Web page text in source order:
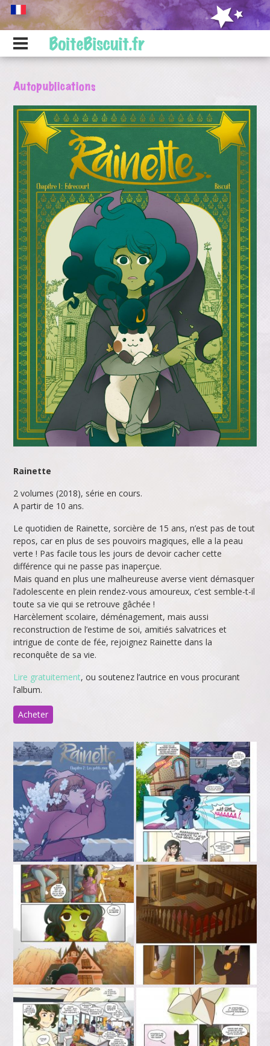
Autopublications
Rainette
2 volumes (2018), série en cours.
A partir de 10 ans.
Le quotidien de Rainette, sorcière de 15 ans, n’est pas de tout
repos, car en plus de ses pouvoirs magiques, elle a la peau
verte ! Pas facile tous les jours de devoir cacher cette
différence qui ne passe pas inaperçue.
Mais quand en plus une malheureuse averse vient démasquer
l’adolescente en plein rendez-vous amoureux, c’est semble-t-il
toute sa vie qui se retrouve gâchée !
Harcèlement scolaire, déménagement, mais aussi
reconstruction de l’estime de soi, amitiés salvatrices et
intrigue de conte de fée, rejoignez Rainette dans la
reconquête de sa vie.
Lire gratuitement, ou soutenez l’autrice en vous procurant
l’album.
Acheter